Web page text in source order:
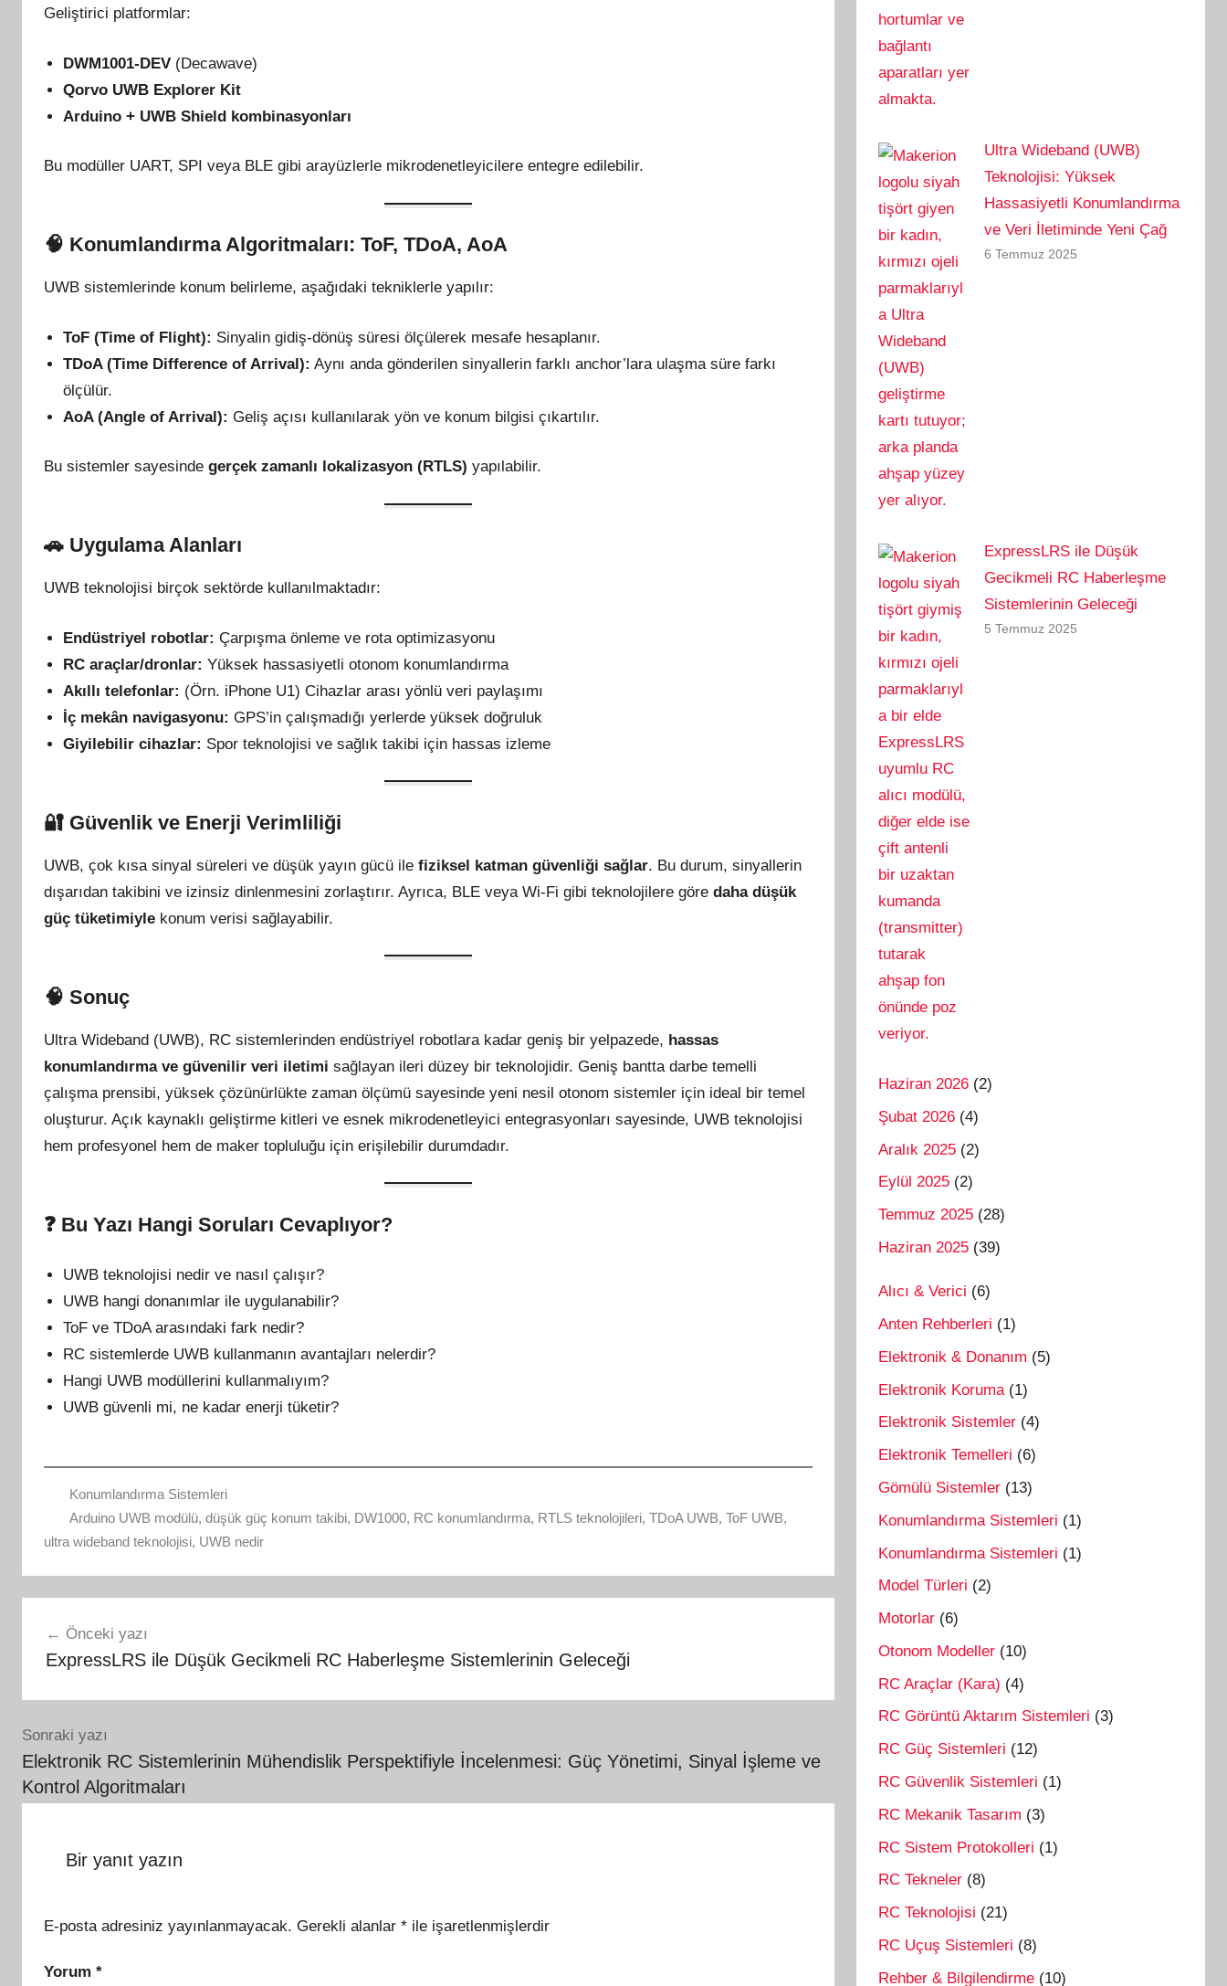
Geliştirici platformlar:
DWM1001-DEV (Decawave)
Qorvo UWB Explorer Kit
Arduino + UWB Shield kombinasyonları
Bu modüller UART, SPI veya BLE gibi arayüzlerle mikrodenetleyicilere entegre edilebilir.
🧠 Konumlandırma Algoritmaları: ToF, TDoA, AoA
UWB sistemlerinde konum belirleme, aşağıdaki tekniklerle yapılır:
ToF (Time of Flight): Sinyalin gidiş-dönüş süresi ölçülerek mesafe hesaplanır.
TDoA (Time Difference of Arrival): Aynı anda gönderilen sinyallerin farklı anchor’lara ulaşma süre farkı
ölçülür.
AoA (Angle of Arrival): Geliş açısı kullanılarak yön ve konum bilgisi çıkartılır.
Bu sistemler sayesinde gerçek zamanlı lokalizasyon (RTLS) yapılabilir.
🚗 Uygulama Alanları
UWB teknolojisi birçok sektörde kullanılmaktadır:
Endüstriyel robotlar: Çarpışma önleme ve rota optimizasyonu
RC araçlar/dronlar: Yüksek hassasiyetli otonom konumlandırma
Akıllı telefonlar: (Örn. iPhone U1) Cihazlar arası yönlü veri paylaşımı
İç mekân navigasyonu: GPS’in çalışmadığı yerlerde yüksek doğruluk
Giyilebilir cihazlar: Spor teknolojisi ve sağlık takibi için hassas izleme
🔐 Güvenlik ve Enerji Verimliliği
UWB, çok kısa sinyal süreleri ve düşük yayın gücü ile fiziksel katman güvenliği sağlar. Bu durum, sinyallerin
dışarıdan takibini ve izinsiz dinlenmesini zorlaştırır. Ayrıca, BLE veya Wi-Fi gibi teknolojilere göre daha düşük
güç tüketimiyle konum verisi sağlayabilir.
🧠 Sonuç
Ultra Wideband (UWB), RC sistemlerinden endüstriyel robotlara kadar geniş bir yelpazede, hassas
konumlandırma ve güvenilir veri iletimi sağlayan ileri düzey bir teknolojidir. Geniş bantta darbe temelli
çalışma prensibi, yüksek çözünürlükte zaman ölçümü sayesinde yeni nesil otonom sistemler için ideal bir temel
oluşturur. Açık kaynaklı geliştirme kitleri ve esnek mikrodenetleyici entegrasyonları sayesinde, UWB teknolojisi
hem profesyonel hem de maker topluluğu için erişilebilir durumdadır.
❓ Bu Yazı Hangi Soruları Cevaplıyor?
UWB teknolojisi nedir ve nasıl çalışır?
UWB hangi donanımlar ile uygulanabilir?
ToF ve TDoA arasındaki fark nedir?
RC sistemlerde UWB kullanmanın avantajları nelerdir?
Hangi UWB modüllerini kullanmalıyım?
UWB güvenli mi, ne kadar enerji tüketir?
Konumlandırma Sistemleri
Arduino UWB modülü, düşük güç konum takibi, DW1000, RC konumlandırma, RTLS teknolojileri, TDoA UWB, ToF UWB,
ultra wideband teknolojisi, UWB nedir
gezinmesi
Önceki yazı
ExpressLRS ile Düşük Gecikmeli RC Haberleşme Sistemlerinin Geleceği
Sonraki yazı
Elektronik RC Sistemlerinin Mühendislik Perspektifiyle İncelenmesi: Güç Yönetimi, Sinyal İşleme ve
Kontrol Algoritmaları
Bir yanıt yazın
E-posta adresiniz yayınlanmayacak. Gerekli alanlar * ile işaretlenmişlerdir
Yorum *
Ultra Wideband (UWB)
Teknolojisi: Yüksek
Hassasiyetli Konumlandırma
ve Veri İletiminde Yeni Çağ
6 Temmuz 2025
ExpressLRS ile Düşük
Gecikmeli RC Haberleşme
Sistemlerinin Geleceği
5 Temmuz 2025
Haziran 2026 (2)
Şubat 2026 (4)
Aralık 2025 (2)
Eylül 2025 (2)
Temmuz 2025 (28)
Haziran 2025 (39)
Alıcı & Verici (6)
Anten Rehberleri (1)
Elektronik & Donanım (5)
Elektronik Koruma (1)
Elektronik Sistemler (4)
Elektronik Temelleri (6)
Gömülü Sistemler (13)
Konumlandırma Sistemleri (1)
Konumlandırma Sistemleri (1)
Model Türleri (2)
Motorlar (6)
Otonom Modeller (10)
RC Araçlar (Kara) (4)
RC Görüntü Aktarım Sistemleri (3)
RC Güç Sistemleri (12)
RC Güvenlik Sistemleri (1)
RC Mekanik Tasarım (3)
RC Sistem Protokolleri (1)
RC Tekneler (8)
RC Teknolojisi (21)
RC Uçuş Sistemleri (8)
Rehber & Bilgilendirme (10)